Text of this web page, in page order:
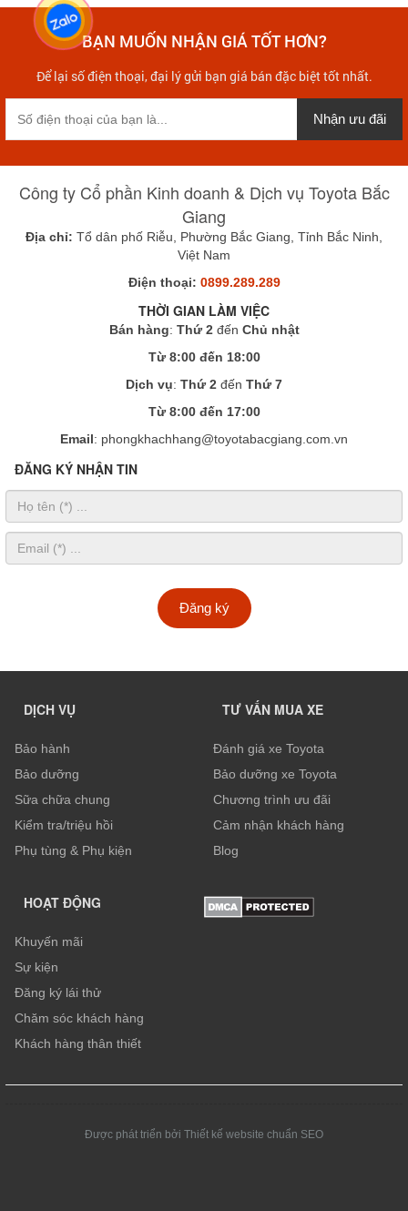
BẠN MUỐN NHẬN GIÁ TỐT HƠN?
Để lại số điện thoại, đại lý gửi bạn giá bán đặc biệt tốt nhất.
Nhận ưu đãi
Công ty Cổ phần Kinh doanh & Dịch vụ Toyota Bắc
Giang
Địa chỉ: Tổ dân phố Riễu, Phường Bắc Giang, Tỉnh Bắc Ninh,
Việt Nam
Điện thoại: 0899.289.289
THỜI GIAN LÀM VIỆC
Bán hàng: Thứ 2đến Chủ nhật
Từ 8:00 đến 18:00
Dịch vụ: Thứ 2 đến Thứ 7
Từ 8:00 đến 17:00
Email: phongkhachhang@toyotabacgiang.com.vn
ĐĂNG KÝ NHẬN TIN
Đăng ký
DỊCH VỤ
Bảo hành
Bảo dưỡng
Sữa chữa chung
Kiểm tra/triệu hồi
Phụ tùng & Phụ kiện
TƯ VẤN MUA XE
Đánh giá xe Toyota
Bảo dưỡng xe Toyota
Chương trình ưu đãi
Cảm nhận khách hàng
Blog
HOẠT ĐỘNG
Khuyến mãi
Sự kiện
Đăng ký lái thử
Chăm sóc khách hàng
Khách hàng thân thiết
Được phát triển bởi Thiết kế website chuẩn SEO